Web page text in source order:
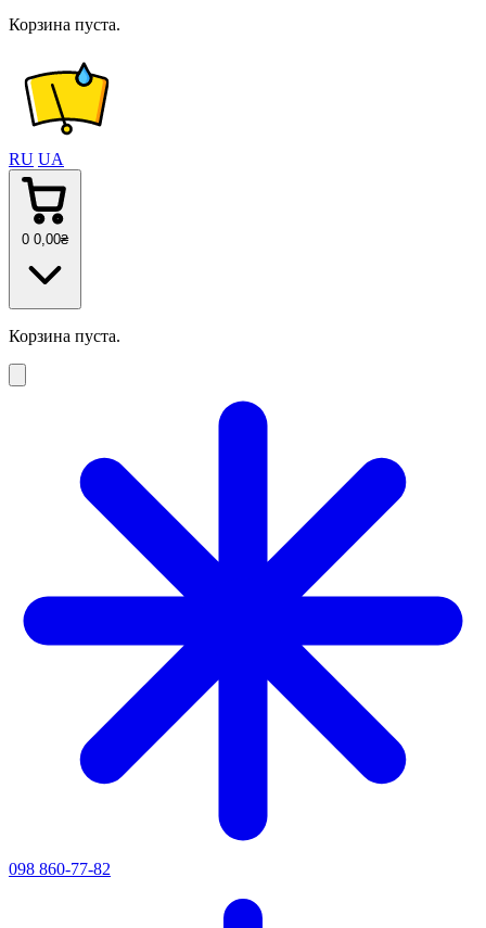
Корзина пуста.
RU UA
0 0 ,00₴
Корзина пуста.
098 860-77-82